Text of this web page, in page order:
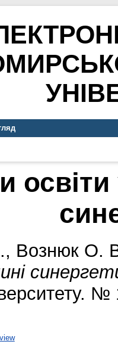
освіти
, Вознюк О.